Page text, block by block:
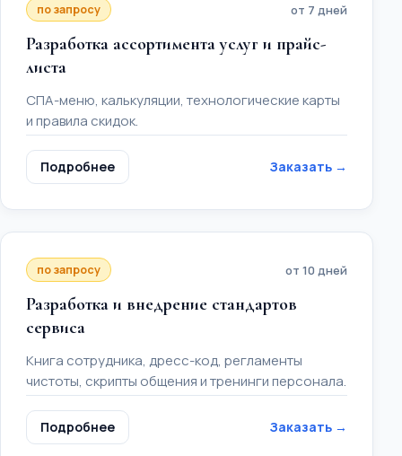
по запросу от 7 дней
Разработка ассортимента услуг и прайс-
листа
СПА-меню, калькуляции, технологические карты
и правила скидок.
Подробнее Заказать →
по запросу от 10 дней
Разработка и внедрение стандартов
сервиса
Книга сотрудника, дресс-код, регламенты
чистоты, скрипты общения и тренинги персонала.
Подробнее Заказать →